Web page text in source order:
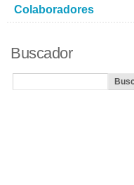
Colaboradores
Buscador